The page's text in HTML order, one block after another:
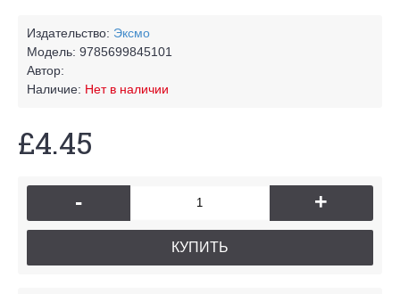
Издательство: Эксмо
Модель: 9785699845101
Автор:
Наличие: Нет в наличии
£4.45
- +
КУПИТЬ